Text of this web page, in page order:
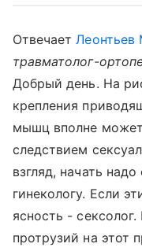
ОтвечаетЛеонтьев
травматолог-
Добрый день. На
крепления
мышц вполне
следствием
взгляд, начать
гинекологу. Если
ясность -
протрузий на этот